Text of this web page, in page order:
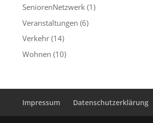
SeniorenNetzwerk(1)
Veranstaltungen (6)
Verkehr(14)
Wohnen (10)
Impressum Datenschutzerklärung